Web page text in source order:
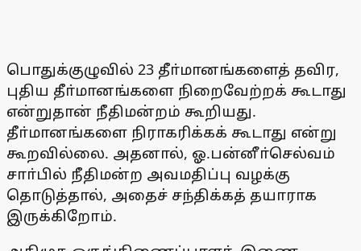
பொதுக்குழுவில் 23 தீா்மானங்களைத் தவிர,
புதிய தீா்மானங்களை நிறைவேற்றக் கூடாது
என்றுதான் நீதிமன்றம் கூறியது.
தீா்மானங்களை நிராகரிக்கக் கூடாது என்று
கூறவில்லை. அதனால், ஓ.பன்னீா்செல்வம்
சாா்பில் நீதிமன்ற அவமதிப்பு வழக்கு
தொடுத்தால், அதைச் சந்திக்கத் தயாராக
இருக்கிறோம்.